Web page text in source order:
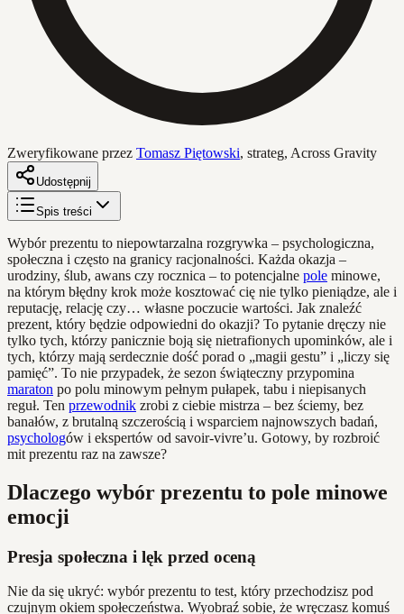
Zweryfikowane przez Tomasz Piętowski, strateg, Across Gravity
Udostępnij
Spis treści
Wybór prezentu to niepowtarzalna rozgrywka – psychologiczna,
społeczna i często na granicy racjonalności. Każda okazja –
urodziny, ślub, awans czy rocznica – to potencjalne pole minowe,
na którym błędny krok może kosztować cię nie tylko pieniądze, ale i
reputację, relację czy… własne poczucie wartości. Jak znaleźć
prezent, który będzie odpowiedni do okazji? To pytanie dręczy nie
tylko tych, którzy panicznie boją się nietrafionych upominków, ale i
tych, którzy mają serdecznie dość porad o „magii gestu” i „liczy się
pamięć”. To nie przypadek, że sezon świąteczny przypomina
maraton po polu minowym pełnym pułapek, tabu i niepisanych
reguł. Ten przewodnik zrobi z ciebie mistrza – bez ściemy, bez
banałów, z brutalną szczerością i wsparciem najnowszych badań,
psychologów i ekspertów od savoir-vivre’u. Gotowy, by rozbroić
mit prezentu raz na zawsze?
Dlaczego wybór prezentu to pole minowe
emocji
Presja społeczna i lęk przed oceną
Nie da się ukryć: wybór prezentu to test, który przechodzisz pod
czujnym okiem społeczeństwa. Wyobraź sobie, że wręczasz komuś